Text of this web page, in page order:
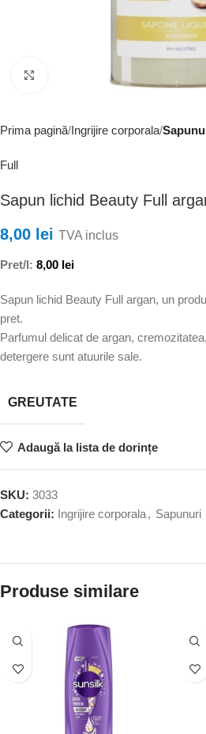
Faceți clic pentru a mări
Prima pagină Ingrijire corporala
Full
Sapun lichid Beauty Full
8,00 lei TVA inclus
Pret/l: 8,00 lei
Sapun lichid Beauty Full argan, un
pret.
Parfumul delicat de argan,
detergere sunt atuurile sale.
GREUTATE
Adaugă la lista de dorințe
SKU: 3033
Categorii: Ingrijire corporala, Sapunuri
Produse similare